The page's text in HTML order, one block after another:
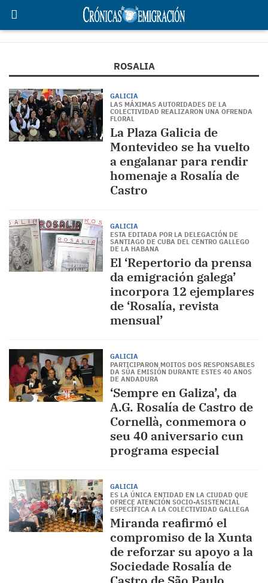
ROSALIA
GALICIA
LAS MÁXIMAS AUTORIDADES DE LA
COLECTIVIDAD REALIZARON UNA OFRENDA
FLORAL
La Plaza Galicia de
Montevideo se ha vuelto
a engalanar para rendir
homenaje a Rosalía de
Castro
GALICIA
ESTA EDITADA POR LA DELEGACIÓN DE
SANTIAGO DE CUBA DEL CENTRO GALLEGO
DE LA HABANA
El ‘Repertorio da prensa
da emigración galega’
incorpora 12 ejemplares
de ‘Rosalía, revista
mensual’
GALICIA
PARTICIPARON MOITOS DOS RESPONSABLES
DA SÚA EMISIÓN DURANTE ESTES 40 ANOS
DE ANDADURA
‘Sempre en Galiza’, da
A.G. Rosalía de Castro de
Cornellà, conmemora o
seu 40 aniversario cun
programa especial
GALICIA
ES LA ÚNICA ENTIDAD EN LA CIUDAD QUE
OFRECE ATENCIÓN SOCIO-ASISTENCIAL
ESPECÍFICA A LA COLECTIVIDAD GALLEGA
Miranda reafirmó el
compromiso de la Xunta
de reforzar su apoyo a la
Sociedade Rosalía de